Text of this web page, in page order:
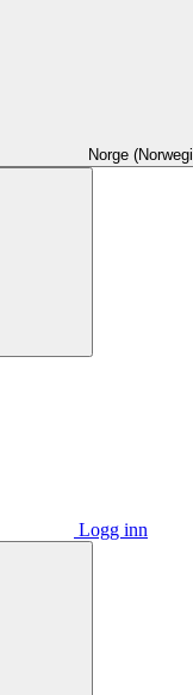
Norge
Logg inn